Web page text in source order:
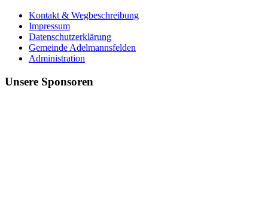
Kontakt & Wegbeschreibung
Impressum
Datenschutzerklärung
Gemeinde Adelmannsfelden
Administration
Unsere Sponsoren